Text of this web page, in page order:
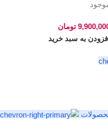
تومان
افزودن به سبد خرید